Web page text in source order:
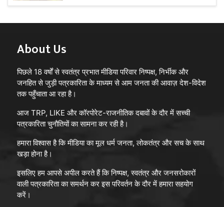
About Us
पिछले 18 वर्षों से स्वतंत्र प्रभात मीडिया परिवार निष्पक्ष, निर्भीक और
जनहित से जुड़ी पत्रकारिता के माध्यम से आम जनता की आवाज़ देश-विदेश
तक पहुँचाता आ रहा है।
आज TRP, LIKE और कॉरपोरेट-राजनीतिक दबावों के दौर में सच्ची
पत्रकारिता चुनौतियों का सामना कर रही है।
हमारा विश्वास है कि मीडिया का मूल धर्म जनता, लोकतंत्र और सच के साथ
खड़ा होना है।
इसलिए हम आपसे अपील करते हैं कि निष्पक्ष, स्वतंत्र और जनसरोकारों
वाली पत्रकारिता का समर्थन कर इस परिवर्तन के दौर में हमारा सहयोग
करें।